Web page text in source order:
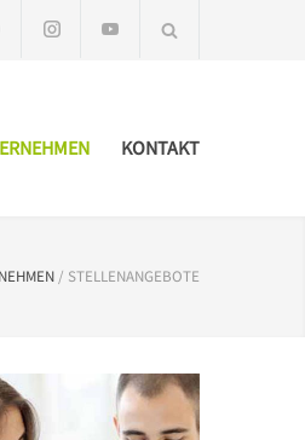
KONTAKT
/ STELLENANGEBOTE